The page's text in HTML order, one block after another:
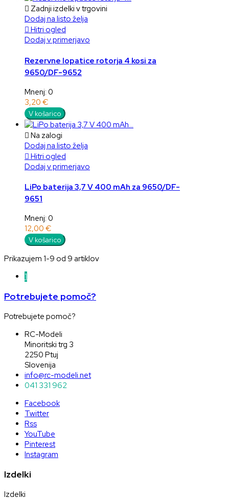
 Zadnji izdelki v trgovini
Dodaj na listo želja
 Hitri ogled
Dodaj v primerjavo
Rezervne lopatice rotorja 4 kosi za
9650/DF-9652
Mnenj: 0
3,20 €
V košarico
 Na zalogi
Dodaj na listo želja
 Hitri ogled
Dodaj v primerjavo
LiPo baterija 3,7 V 400 mAh za 9650/DF-
9651
Mnenj: 0
12,00 €
V košarico
Prikazujem 1-9 od 9 artiklov
1
Potrebujete pomoč?
Potrebujete pomoč?
RC-Modeli
Minoritski trg 3
2250 Ptuj
Slovenija
info@rc-modeli.net
041 331 962
Facebook
Twitter
Rss
YouTube
Pinterest
Instagram
Izdelki
Izdelki